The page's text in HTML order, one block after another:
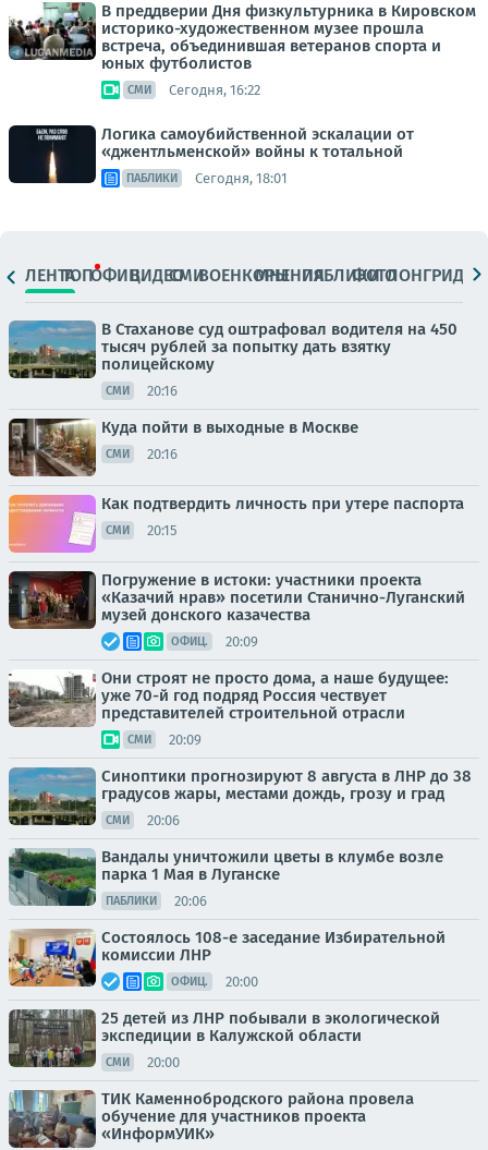
В преддверии Дня физкультурника в Кировском
историко-художественном музее прошла
встреча, объединившая ветеранов спорта и
юных футболистов
СМИ Сегодня, 16:22
Логика самоубийственной эскалации от
«джентльменской» войны к тотальной
ПАБЛИКИ Сегодня, 18:01
ЛЕНТАТОПОФИЦ.ВИДЕОСМИВОЕНКОРЫМНЕНИЯПАБЛИКИ
ФОТОЛОНГРИДЫ
В Стаханове суд оштрафовал водителя на 450
тысяч рублей за попытку дать взятку
полицейскому
СМИ 20:16
Куда пойти в выходные в Москве
СМИ 20:16
Как подтвердить личность при утере паспорта
СМИ 20:15
Погружение в истоки: участники проекта
«Казачий нрав» посетили Станично-Луганский
музей донского казачества
ОФИЦ. 20:09
Они строят не просто дома, а наше будущее:
уже 70-й год подряд Россия чествует
представителей строительной отрасли
СМИ 20:09
Синоптики прогнозируют 8 августа в ЛНР до 38
градусов жары, местами дождь, грозу и град
СМИ 20:06
Вандалы уничтожили цветы в клумбе возле
парка 1 Мая в Луганске
ПАБЛИКИ 20:06
Состоялось 108-е заседание Избирательной
комиссии ЛНР
ОФИЦ. 20:00
25 детей из ЛНР побывали в экологической
экспедиции в Калужской области
СМИ 20:00
ТИК Каменнобродского района провела
обучение для участников проекта
«ИнформУИК»